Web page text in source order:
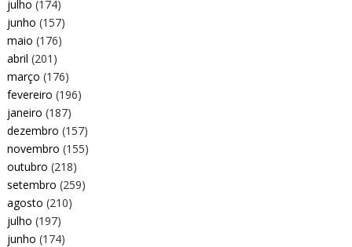
julho (174)
junho (157)
maio (176)
abril (201)
março (176)
fevereiro (196)
janeiro (187)
dezembro (157)
novembro (155)
outubro (218)
setembro (259)
agosto (210)
julho (197)
junho (174)